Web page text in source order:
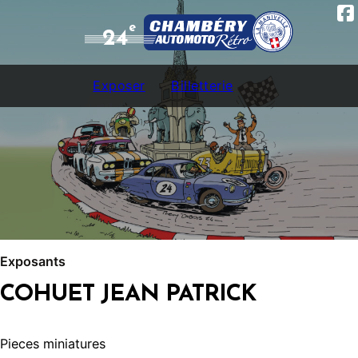
24e
Exposer Billetterie
Exposants
COHUET JEAN PATRICK
Pieces miniatures